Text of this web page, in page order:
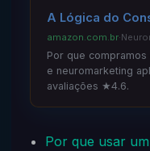
A Lógica do
amazon.com.br·
Por que
e neuromarketing
avaliações ★4.6.
Por que usar